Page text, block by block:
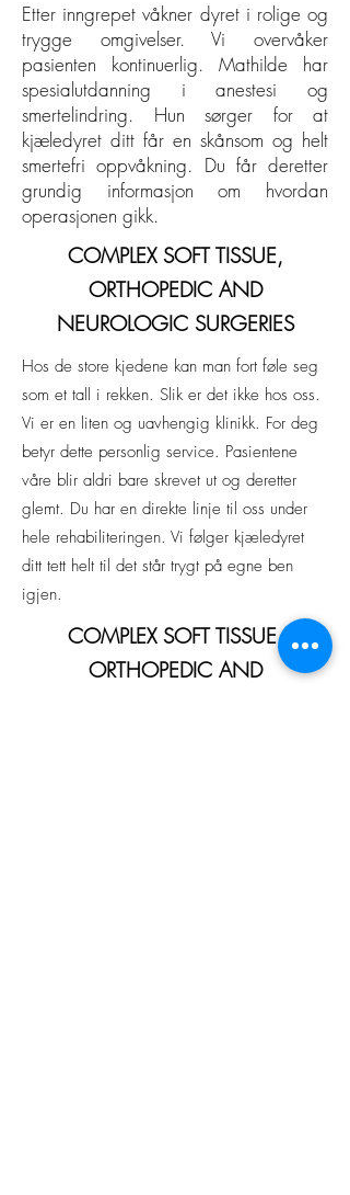
Etter inngrepet våkner dyret i rolige og
trygge omgivelser. Vi overvåker
pasienten kontinuerlig. Mathilde har
spesialutdanning i anestesi og
smertelindring. Hun sørger for at
kjæledyret ditt får en skånsom og helt
smertefri oppvåkning. Du får deretter
grundig informasjon om hvordan
operasjonen gikk.
COMPLEX SOFT TISSUE,
ORTHOPEDIC AND
NEUROLOGIC SURGERIES
Hos de store kjedene kan man fort føle seg
som et tall i rekken. Slik er det ikke hos oss.
Vi er en liten og uavhengig klinikk. For deg
betyr dette personlig service. Pasientene
våre blir aldri bare skrevet ut og deretter
glemt. Du har en direkte linje til oss under
hele rehabiliteringen. Vi følger kjæledyret
ditt tett helt til det står trygt på egne ben
igjen.
COMPLEX SOFT TISSUE,
ORTHOPEDIC AND